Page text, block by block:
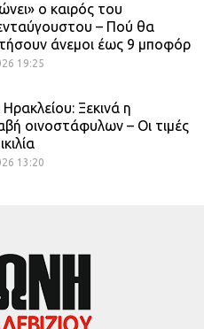
ο καιρός του
– Πού θα
άνεμοι έως 9 μποφόρ
19:25
Ξεκινά η
οινοστάφυλων – Οι τιμές
13:20